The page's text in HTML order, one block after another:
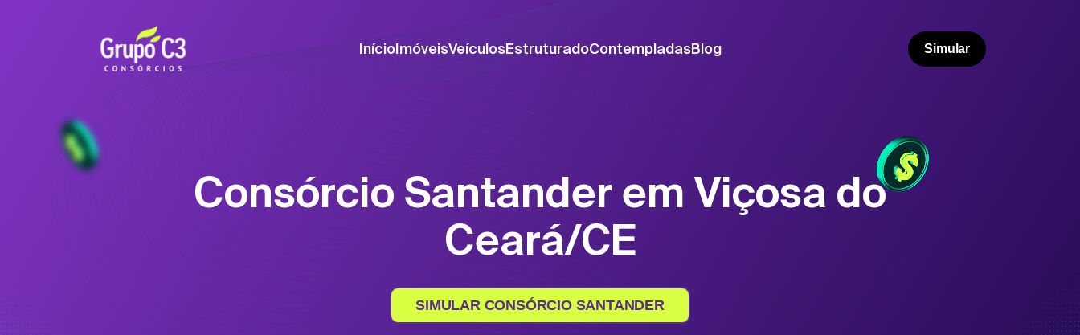
InícioImóveisVeículosEstruturadoContempladasBlog Simular
Consórcio Santander em Viçosa do
Ceará/CE
SIMULAR CONSÓRCIO SANTANDER